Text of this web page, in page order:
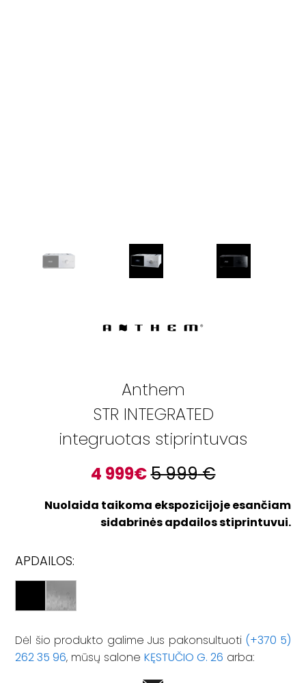
Anthem
STR INTEGRATED
integruotas stiprintuvas
4 999€5 999€
Nuolaida taikoma ekspozicijoje esančiam
sidabrinės apdailos stiprintuvui.
APDAILOS:
Dėl šio produkto galime Jus pakonsultuoti (+370 5)
262 35 96, mūsų salone KĘSTUČIO G. 26 arba: